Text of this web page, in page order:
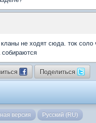
не ходят сюда. ток соло
Поделиться
версия Русский (RU)